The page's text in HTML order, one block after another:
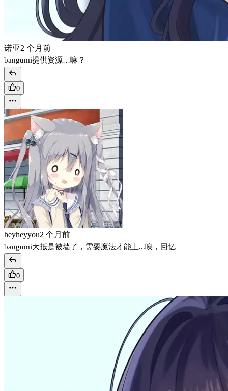
诺亚2 个月前
bangumi提供资源…嘛？
0
heyheyyou2 个月前
bangumi大抵是被墙了，需要魔法才能上...唉，回忆
0